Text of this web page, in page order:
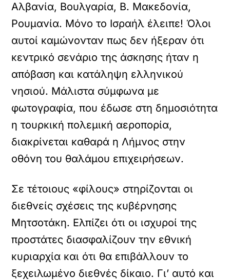
Αλβανία, Βουλγαρία, Β. Μακεδονία,
Ρουμανία. Μόνο το Ισραήλ έλειπε! Όλοι
αυτοί καμώνονταν πως δεν ήξεραν ότι
κεντρικό σενάριο της άσκησης ήταν η
απόβαση και κατάληψη ελληνικού
νησιού. Μάλιστα σύμφωνα με
φωτογραφία, που έδωσε στη δημοσιότητα
η τουρκική πολεμική αεροπορία,
διακρίνεται καθαρά η Λήμνος στην
οθόνη του θαλάμου επιχειρήσεων.
Σε τέτοιους «φίλους» στηρίζονται οι
διεθνείς σχέσεις της κυβέρνησης
Μητσοτάκη. Ελπίζει ότι οι ισχυροί της
προστάτες διασφαλίζουν την εθνική
κυριαρχία και ότι θα επιβάλλουν το
ξεχειλωμένο διεθνές δίκαιο. Γι’ αυτό και